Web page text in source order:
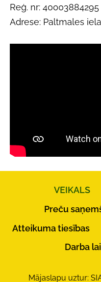
Reģ. nr: 40003884295
Adrese: Paltmales
VEIKALS
Preču
Atteikuma tiesības
Darba
Mājaslapu uztur: